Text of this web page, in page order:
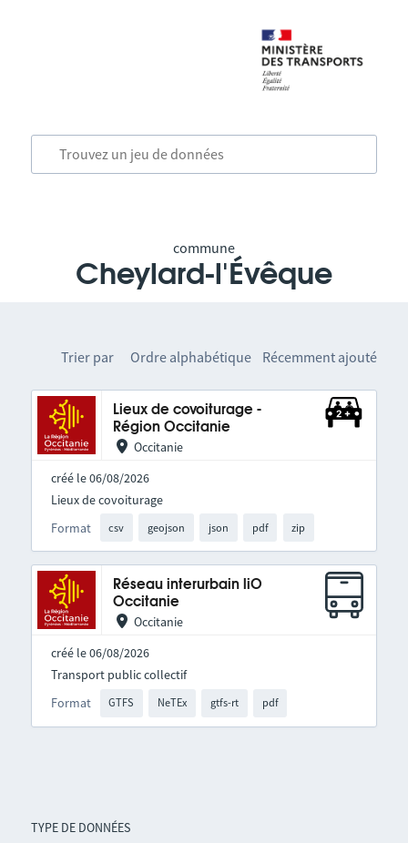
commune
Cheylard-l'Évêque
TYPE DE DONNÉES
Trier par Ordre alphabétique Récemment ajouté
Lieux de covoiturage -
Région Occitanie
Occitanie
créé le 06/08/2026
Format csv geojson json pdf zip
Lieux de covoiturage
Réseau interurbain liO
Occitanie
Occitanie
créé le 06/08/2026
Format GTFS NeTEx gtfs-rt pdf
Transport public collectif